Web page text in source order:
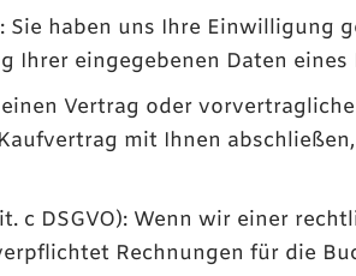
Sie haben uns Ihre Einwilligung
Ihrer eingegebenen Daten
Vertrag oder
mit Ihnen
c DSGVO): Wenn wir einer
Rechnungen für die